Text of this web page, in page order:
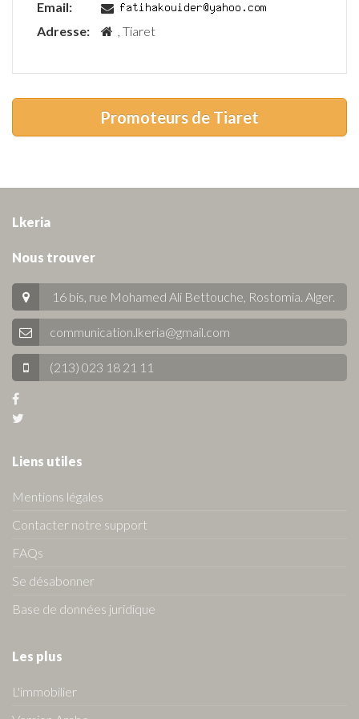
Email:
Adresse:
, Tiaret
Promoteurs de Tiaret
Lkeria
Nous trouver
16 bis, rue Mohamed Ali Bettouche, Rostomia. Alger.
communication.lkeria@gmail.com
(213) 023 18 21 11
Liens utiles
Mentions légales
Contacter notre support
FAQs
Se désabonner
Base de données juridique
Les plus
L'immobilier